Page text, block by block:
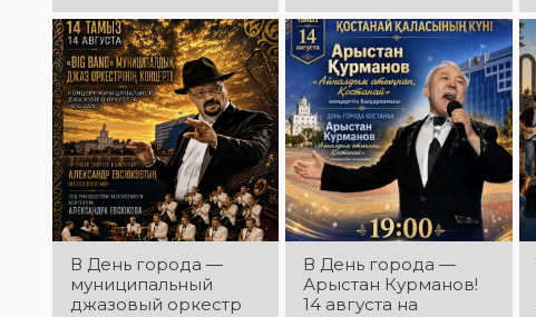
фестиваля
самодеятельного
народного
творчества
В День города —
муниципальный
джазовый оркестр
В День города —
Арыстан Курманов!
14 августа на